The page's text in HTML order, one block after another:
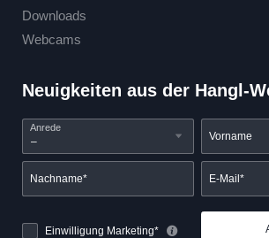
Downloads
Webcams
Neuigkeiten aus der Hangl-
Anrede
Vorname
Nachname* E-Mail*
Einwilligung Marketing*